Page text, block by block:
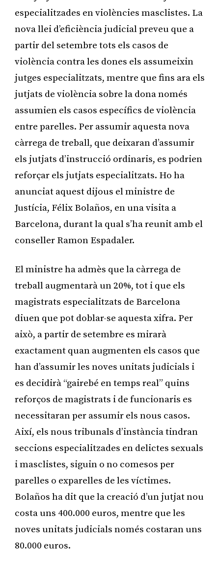
especialitzades en violències masclistes. La
nova llei d’eficiència judicial preveu que a
partir del setembre tots els casos de
violència contra les dones els assumeixin
jutges especialitzats, mentre que fins ara els
jutjats de violència sobre la dona només
assumien els casos específics de violència
entre parelles. Per assumir aquesta nova
càrrega de treball, que deixaran d’assumir
els jutjats d’instrucció ordinaris, es podrien
reforçar els jutjats especialitzats. Ho ha
anunciat aquest dijous el ministre de
Justícia, Félix Bolaños, en una visita a
Barcelona, durant la qual s’ha reunit amb el
conseller Ramon Espadaler.
El ministre ha admès que la càrrega de
treball augmentarà un 20%, tot i que els
magistrats especialitzats de Barcelona
diuen que pot doblar-se aquesta xifra. Per
això, a partir de setembre es mirarà
exactament quan augmenten els casos que
han d’assumir les noves unitats judicials i
es decidirà “gairebé en temps real” quins
reforços de magistrats i de funcionaris es
necessitaran per assumir els nous casos.
Així, els nous tribunals d’instància tindran
seccions especialitzades en delictes sexuals
i masclistes, siguin o no comesos per
parelles o exparelles de les víctimes.
Bolaños ha dit que la creació d’un jutjat nou
costa uns 400.000 euros, mentre que les
noves unitats judicials només costaran uns
80.000 euros.